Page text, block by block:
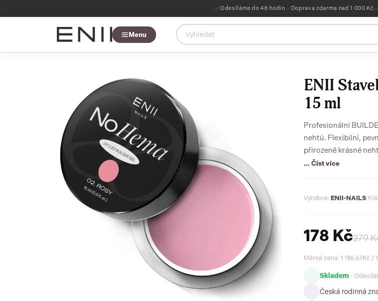
Odesíláme do 48 hodin Doprava zdarma nad 1 000 Kč
Menu
ENII
15 ml
Profesionální
nehtů. Flexibilní,
přirozeně krásné
... Číst více
Výrobce: ENII-NAILS
178 Kč279
Měrná cena: 1 186,67Kč /
Skladem ·
Česká rodinná